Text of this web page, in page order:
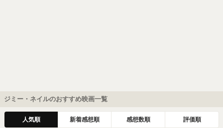
ジミー・ネイルのおすすめ映画一覧
人気順 新着感想順 感想数順 評価順